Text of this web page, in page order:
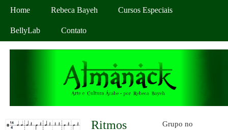
Home Rebeca Bayeh Cursos Especiais
BellyLab Contato
Ritmos
Grupo no